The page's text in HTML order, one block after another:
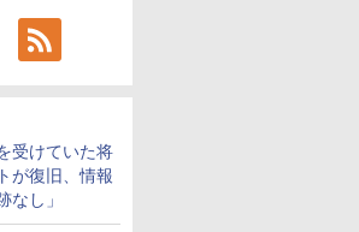
受けていた将
が復旧、情報
なし」